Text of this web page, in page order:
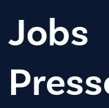
Jobs